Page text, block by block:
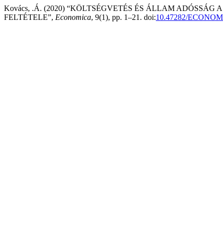
Kovács, .Á. (2020) “KÖLTSÉGVETÉS ÉS ÁLLAM
FELTÉTELE”, Economica, 9(1), pp. 1–21. doi:10.47282/